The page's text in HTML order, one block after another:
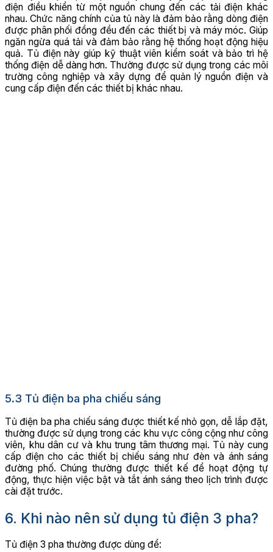
điện điều khiển từ một nguồn chung đến các tải điện khác
nhau. Chức năng chính của tủ này là đảm bảo rằng dòng điện
được phân phối đồng đều đến các thiết bị và máy móc. Giúp
ngăn ngừa quá tải và đảm bảo rằng hệ thống hoạt động hiệu
quả. Tủ điện này giúp kỹ thuật viên kiểm soát và bảo trì hệ
thống điện dễ dàng hơn. Thường được sử dụng trong các môi
trường công nghiệp và xây dựng để quản lý nguồn điện và
cung cấp điện đến các thiết bị khác nhau.
5.3 Tủ điện ba pha chiếu sáng
Tủ điện ba pha chiếu sáng được thiết kế nhỏ gọn, dễ lắp đặt,
thường được sử dụng trong các khu vực công cộng như công
viên, khu dân cư và khu trung tâm thương mại. Tủ này cung
cấp điện cho các thiết bị chiếu sáng như đèn và ánh sáng
đường phố. Chúng thường được thiết kế để hoạt động tự
động, thực hiện việc bật và tắt ánh sáng theo lịch trình được
cài đặt trước.
6. Khi nào nên sử dụng tủ điện 3 pha?
Tủ điện 3 pha thường được dùng để: